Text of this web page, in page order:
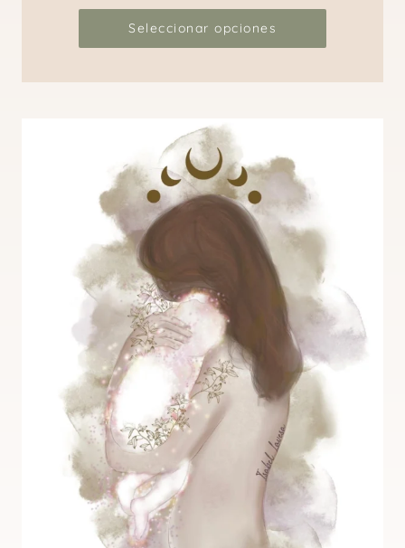
Seleccionar opciones